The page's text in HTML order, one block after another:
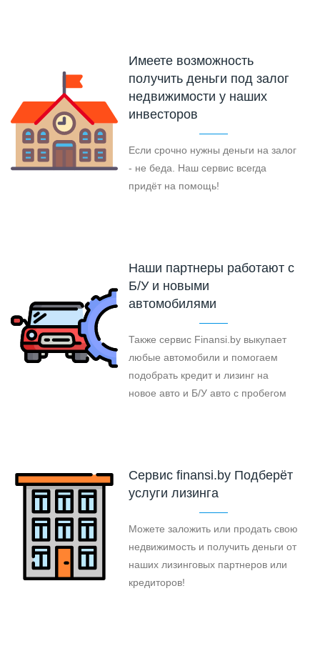
Имеете возможность
получить деньги под залог
недвижимости у наших
инвесторов
Если срочно нужны деньги на залог
- не беда. Наш сервис всегда
придёт на помощь!
Наши партнеры работают с
Б/У и новыми
автомобилями
Также сервис Finansi.by выкупает
любые автомобили и помогаем
подобрать кредит и лизинг на
новое авто и Б/У авто с пробегом
Cервис finansi.by Подберёт
услуги лизинга
Можете заложить или продать свою
недвижимость и получить деньги от
наших лизинговых партнеров или
кредиторов!